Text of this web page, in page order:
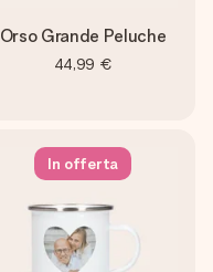
Orso Grande Peluche
44,99 €
In offerta